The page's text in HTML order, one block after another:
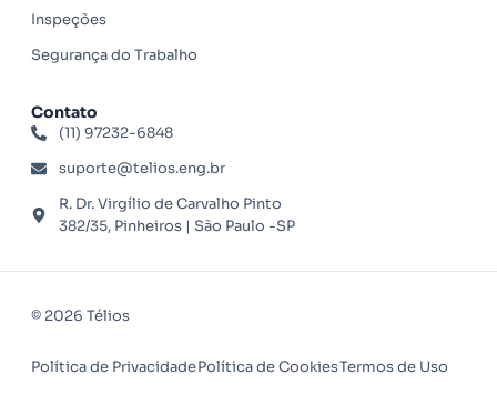
Inspeções
Segurança do Trabalho
Contato
(11) 97232-6848
suporte@telios.eng.br
R. Dr. Virgílio de Carvalho Pinto
382/35, Pinheiros | São Paulo -SP
© 2026 Télios
Política de PrivacidadePolítica de CookiesTermos de Uso